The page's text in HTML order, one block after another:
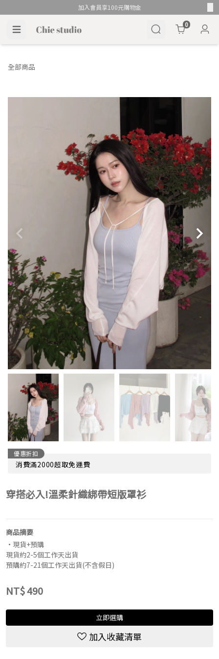
加入會員享100元購物金
Cart0
全部商品
優惠折扣
消費滿2000超取免運費
穿搭必入!溫柔針織綁帶短版罩衫
商品摘要
•現貨+預購
現貨約2-5個工作天出貨
預購約7-21個工作天出貨(不含假日)
NT$490
立即選購
加入收藏清單